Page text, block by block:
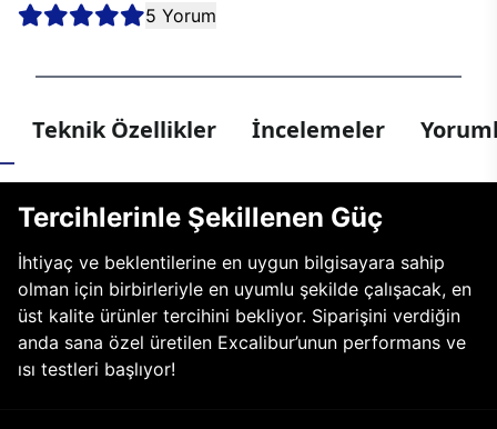
5 Yorum
Teknik Özellikler İncelemeler
Tercihlerinle Şekillenen Güç
İhtiyaç ve beklentilerine en uygun bilgisayara sahip
olman için birbirleriyle en uyumlu şekilde çalışacak, en
üst kalite ürünler tercihini bekliyor. Siparişini verdiğin
anda sana özel üretilen Excalibur’unun performans ve
ısı testleri başlıyor!